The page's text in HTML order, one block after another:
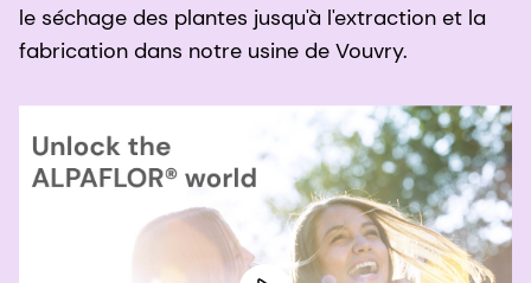
le séchage des plantes jusqu'à l'extraction et la
fabrication dans notre usine de Vouvry.